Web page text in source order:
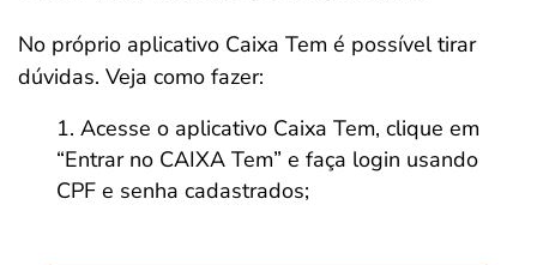
No próprio aplicativo Caixa Tem é possível tirar
dúvidas. Veja como fazer:
Acesse o aplicativo Caixa Tem, clique em
“Entrar no CAIXA Tem” e faça login usando
CPF e senha cadastrados;